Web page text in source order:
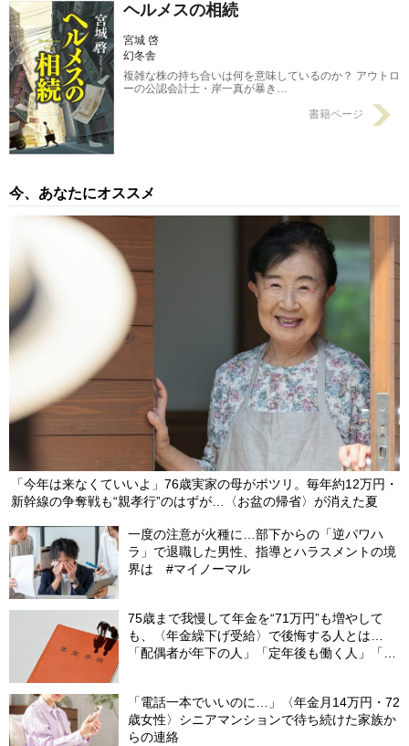
ヘルメスの相続
宮城 啓
幻冬舎
複雑な株の持ち合いは何を意味しているのか？ アウトロ
ーの公認会計士・岸一真が暴き…
書籍ページ
今、あなたにオススメ
「今年は来なくていいよ」76歳実家の母がポツリ。毎年約12万円・
新幹線の争奪戦も“親孝行”のはずが…〈お盆の帰省〉が消えた夏
一度の注意が火種に…部下からの「逆パワハ
ラ」で退職した男性、指導とハラスメントの境
界は #マイノーマル
75歳まで我慢して年金を“71万円”も増やして
も、〈年金繰下げ受給〉で後悔する人とは…
「配偶者が年下の人」「定年後も働く人」「特
「電話一本でいいのに…」〈年金月14万円・72
歳女性〉シニアマンションで待ち続けた家族か
らの連絡